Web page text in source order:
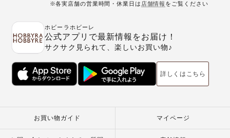
※各実店舗の営業時間・休業日は 店舗情報 をご覧ください
ホビーラホビーレ
公式アプリで最新情報をお届け！
サクサク見られて、楽しいお買い物♪
詳しくはこちら
お買い物ガイド マイページ